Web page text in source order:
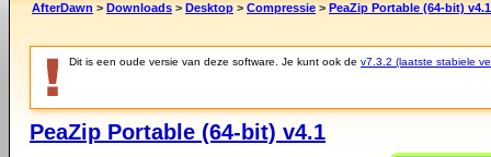
AfterDawn > Downloads > Desktop > Compressie > PeaZip Portable (64-bit) v4.1
Dit is een oude versie van deze software. Je kunt ook de v7.3.2 (laatste stabiele
PeaZip Portable (64-bit) v4.1